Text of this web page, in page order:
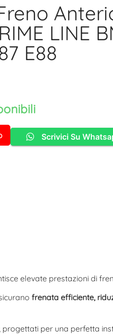
LINE
E88
Scrivici Su
elevate prestazioni di
frenata efficiente,
progettati per una perfetta